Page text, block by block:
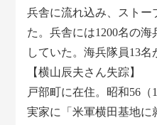
兵舎に流れ込み、ストー
た。兵舎には1200名の
していた。海兵隊員13名
【横山辰夫さん失踪
戸部町に在住。昭和56（
実家に「米軍横田基地に